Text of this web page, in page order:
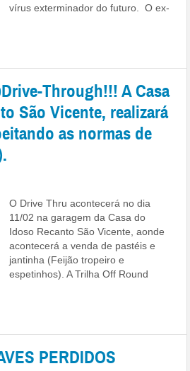
vírus exterminador do futuro. O ex-
Through!!! A Casa
São Vicente, realizará
as normas de
O Drive Thru acontecerá no dia
11/02 na garagem da Casa do
Idoso Recanto São Vicente, aonde
acontecerá a venda de pastéis e
jantinha (Feijão tropeiro e
espetinhos). A Trilha Off Round
PERDIDOS